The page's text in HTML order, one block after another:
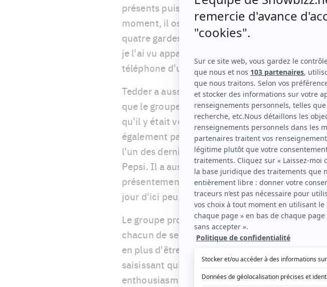
présents puissent le voir, peu importe l'endroit
moment, il ose même se rendre jusque dans
quatre gardes du corps (je me demandais
je l'ai vu apparaître à une dizaine de sièges de
téléphone d'une fan pour prendre ses propres
Tedder a aussi fait son tour de charme en
que le groupe s'arrêtait dans la ville de
qu'il y était venu quand il était enfant. Plus
également parlé du nouvel amphithéâtre,
l'un des derniers groupes à avoir la chance de
Pepsi. Il a aussi pris la peine de préciser que
présentement à l'élaboration d'un quatrième
jour d'ici peu.
Le groupe prouve aussi, grâce à cette
chacun de ses membres. Le chanteur pousse
en plus d'être un joueur de piano exceptionnel,
saisissant qui nous hypnotise et les autres
enthousiasme contagieux, en plus d'être, eux